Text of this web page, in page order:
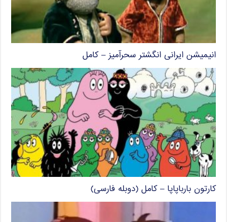
انیمیشن ایرانی انگشتر سحرآمیز – کامل
کارتون بارباپاپا – کامل (دوبله فارسی)